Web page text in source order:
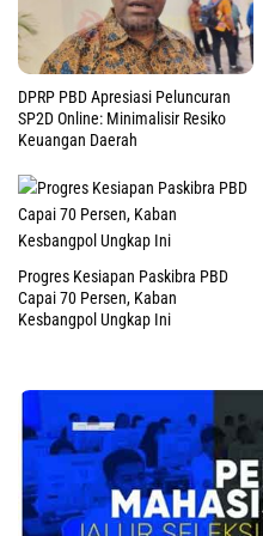
DPRP PBD Apresiasi Peluncuran
SP2D Online: Minimalisir Resiko
Keuangan Daerah
Progres Kesiapan Paskibra PBD
Capai 70 Persen, Kaban
Kesbangpol Ungkap Ini